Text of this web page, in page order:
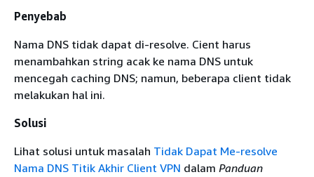
Penyebab
Nama DNS tidak dapat di-resolve. Cient harus
menambahkan string acak ke nama DNS untuk
mencegah caching DNS; namun, beberapa client tidak
melakukan hal ini.
Solusi
Lihat solusi untuk masalah Tidak Dapat Me-resolve
Nama DNS Titik Akhir Client VPN dalam Panduan